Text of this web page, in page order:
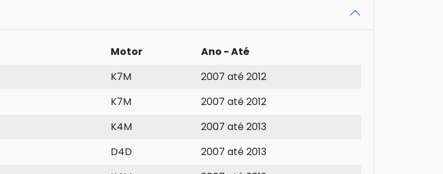
Motor
Ano - Até
K7M
2007 até 2012
K7M
2007 até 2012
K4M
2007 até 2013
D4D
2007 até 2013